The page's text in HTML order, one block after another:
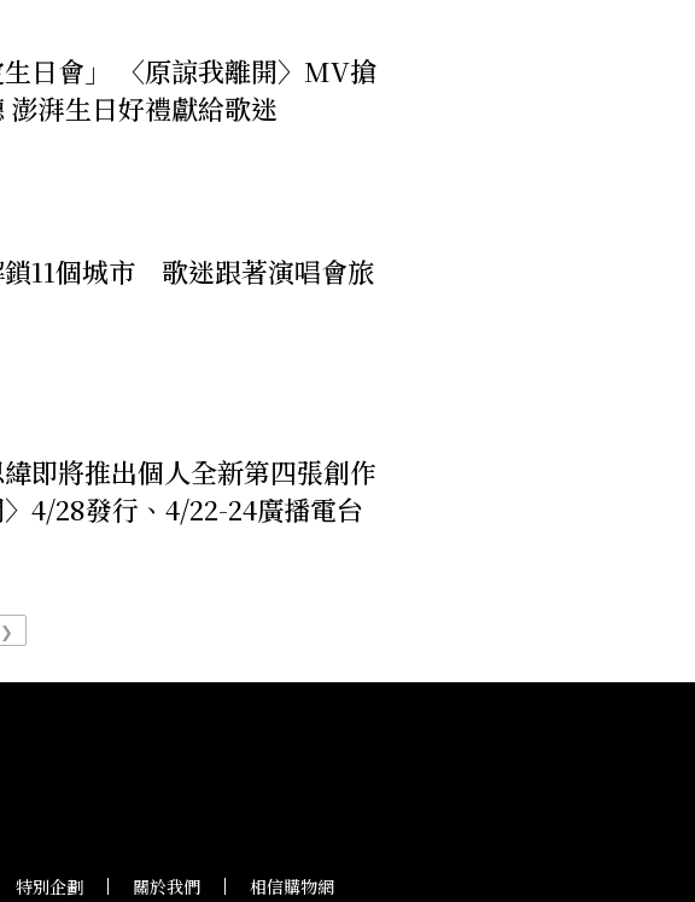
日會」 〈原諒我離開〉MV搶
湃生日好禮獻給歌迷
11個城市 歌迷跟著演唱會旅
即將推出個人全新第四張創作
4/28發行、4/22-24廣播電台
❯
特別企劃 關於我們 相信購物網